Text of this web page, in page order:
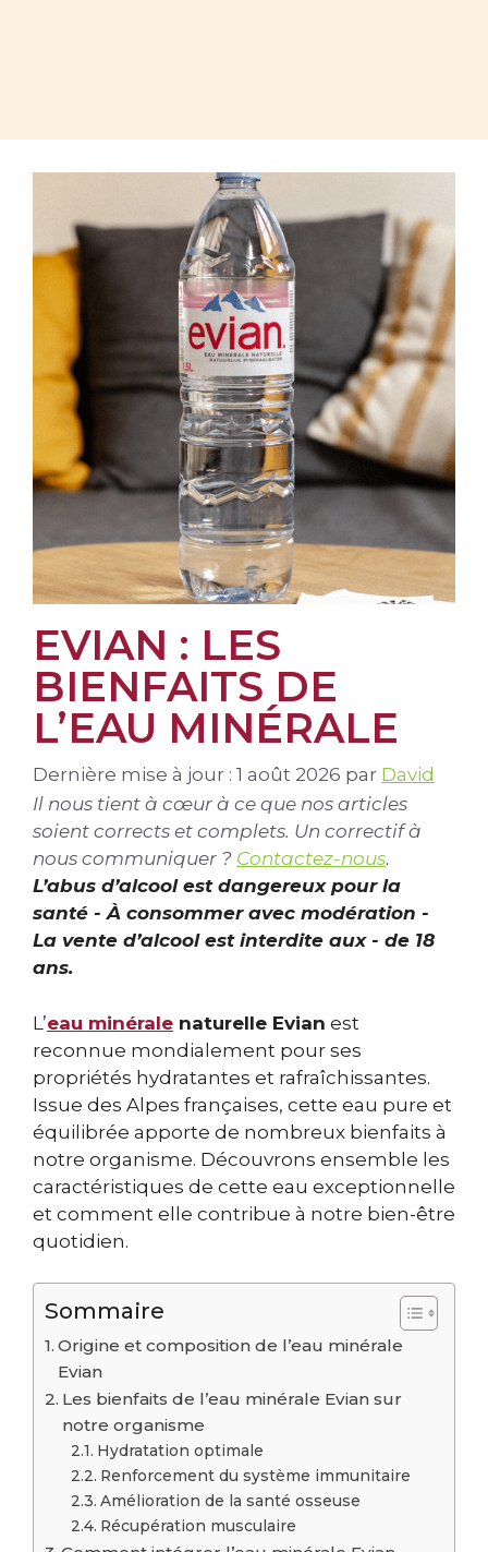
EVIAN : LES
BIENFAITS DE
L’EAU MINÉRALE
Dernière mise à jour : 1 août 2026 par David
Il nous tient à cœur à ce que nos articles
soient corrects et complets. Un correctif à
nous communiquer ? Contactez-nous.
L’abus d’alcool est dangereux pour la
santé - À consommer avec modération -
La vente d’alcool est interdite aux - de 18
ans.
L’eau minérale naturelle Evian est
reconnue mondialement pour ses
propriétés hydratantes et rafraîchissantes.
Issue des Alpes françaises, cette eau pure et
équilibrée apporte de nombreux bienfaits à
notre organisme. Découvrons ensemble les
caractéristiques de cette eau exceptionnelle
et comment elle contribue à notre bien-être
quotidien.
Sommaire
Origine et composition de l’eau minérale
Evian
Les bienfaits de l’eau minérale Evian sur
notre organisme
Hydratation optimale
Renforcement du système immunitaire
Amélioration de la santé osseuse
Récupération musculaire